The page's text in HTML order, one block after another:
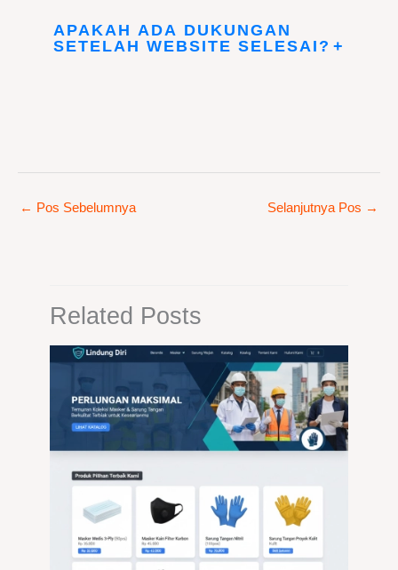
APAKAH ADA DUKUNGAN
SETELAH WEBSITE SELESAI? +
← Pos Sebelumnya Selanjutnya Pos →
Related Posts